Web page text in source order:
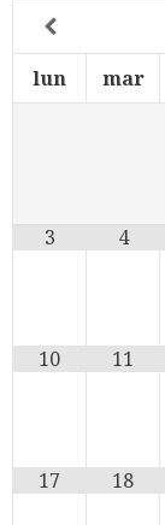
lun mar
3 4
10 11
17 18